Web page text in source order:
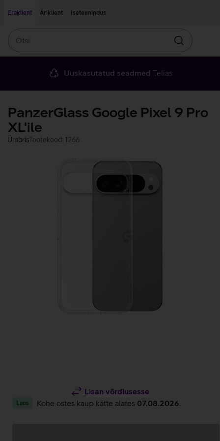
Eraklient
Äriklient Iseteenindus
Otsin
Uuskasutatud seadmed Telias
PanzerGlass Google Pixel 9 Pro
XL'ile
ÜmbrisTootekood: 1266
Lisan võrdlusesse
Laos Kohe ostes kaup kätte alates 07.08.2026